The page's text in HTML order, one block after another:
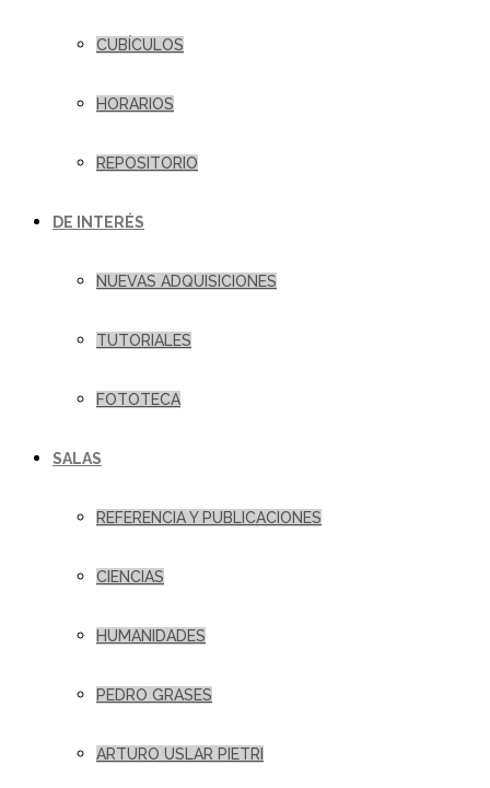
CUBÍCULOS
HORARIOS
REPOSITORIO
DE INTERÉS
NUEVAS ADQUISICIONES
TUTORIALES
FOTOTECA
SALAS
REFERENCIA Y PUBLICACIONES
CIENCIAS
HUMANIDADES
PEDRO GRASES
ARTURO USLAR PIETRI